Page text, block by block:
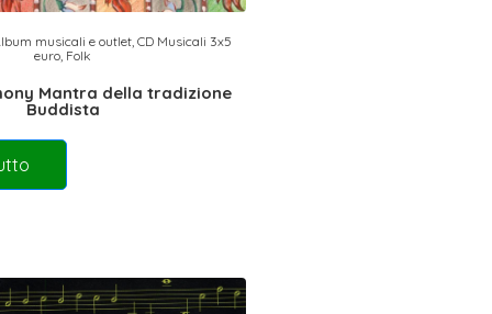
musicali e outlet ,CD Musicali 3x5
euro Folk
Mantra della tradizione
Buddista